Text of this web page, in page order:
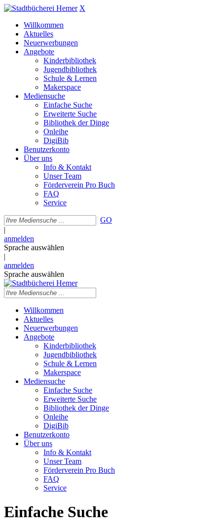
X
Willkommen
Aktuelles
Neuerwerbungen
Angebote
Kinderbibliothek
Jugendbibliothek
Schule & Lernen
Makerspace
Mediensuche
Einfache Suche
Erweiterte Suche
Bibliothek der Dinge
Onleihe
DigiBib
Benutzerkonto
Über uns
Info & Kontakt
Unser Team
Förderverein Pro Buch
FAQ
Service
GO
|
anmelden
Sprache auswählen
|
anmelden
Sprache auswählen
Willkommen
Aktuelles
Neuerwerbungen
Angebote
Kinderbibliothek
Jugendbibliothek
Schule & Lernen
Makerspace
Mediensuche
Einfache Suche
Erweiterte Suche
Bibliothek der Dinge
Onleihe
DigiBib
Benutzerkonto
Über uns
Info & Kontakt
Unser Team
Förderverein Pro Buch
FAQ
Service
Einfache Suche